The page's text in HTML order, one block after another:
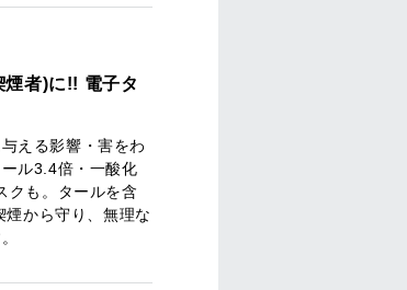
煙者)に!! 電子タ
える影響・害をわ
ル3.4倍・一酸化
クも。タールを含
煙から守り、無理な